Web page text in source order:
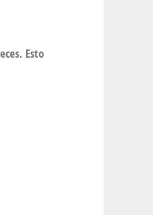
Esto